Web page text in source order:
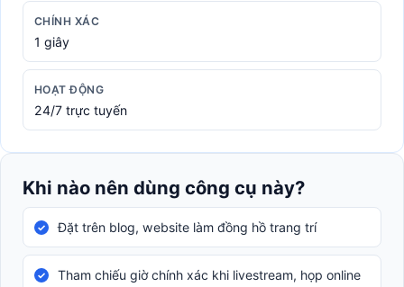
CHÍNH XÁC
1 giây
HOẠT ĐỘNG
24/7 trực tuyến
Khi nào nên dùng công cụ này?
Đặt trên blog, website làm đồng hồ trang trí
Tham chiếu giờ chính xác khi livestream, họp online